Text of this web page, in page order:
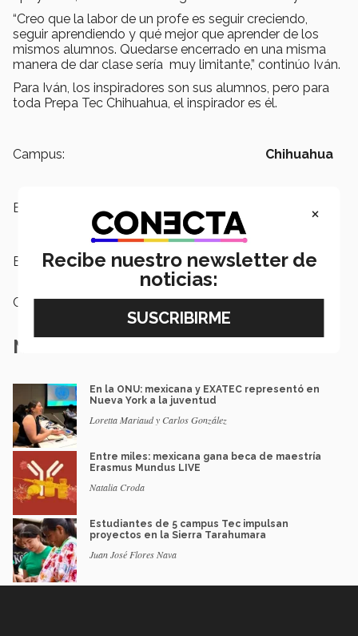
“Creo que la labor de un profe es seguir creciendo,
seguir aprendiendo y qué mejor que aprender de los
mismos alumnos. Quedarse encerrado en una misma
manera de dar clase sería muy limitante,” continúo Iván.
Para Iván, los inspiradores son sus alumnos, pero para
toda Prepa Tec Chihuahua, el inspirador es él.
Campus: Chihuahua
Escuelas: PrepaTec
Etiquetas: Chihuahua
Categoría: Educación
Notas Relacionadas
En la ONU: mexicana y EXATEC representó en
Nueva York a la juventud
Loretta Mariaud y Carlos González
Entre miles: mexicana gana beca de maestría
Erasmus Mundus LIVE
Natalia Croda
Estudiantes de 5 campus Tec impulsan
proyectos en la Sierra Tarahumara
Juan José Flores Nava
×
Recibe nuestro newsletter de
noticias: